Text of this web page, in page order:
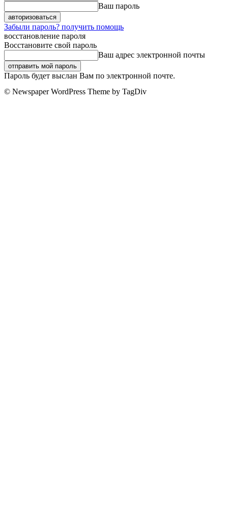
Ваш пароль
Забыли пароль? получить помощь
восстановление пароля
Восстановите свой пароль
Ваш адрес электронной почты
Пароль будет выслан Вам по электронной почте.
© Newspaper WordPress Theme by TagDiv